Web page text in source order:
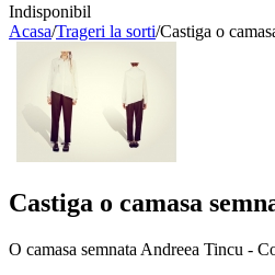
Indisponibil
Acasa/Trageri la sorti/Castiga o
Castiga o camasa
O camasa semnata Andreea Tincu -